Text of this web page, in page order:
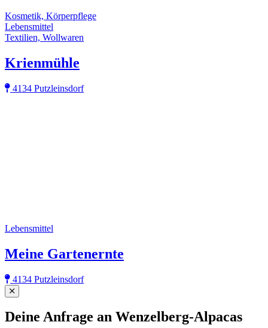
Kosmetik, Körperpflege
Lebensmittel
Textilien, Wollwaren
Krienmühle
4134 Putzleinsdorf
Lebensmittel
Meine Gartenernte
4134 Putzleinsdorf
Close
Deine Anfrage an Wenzelberg-Alpacas